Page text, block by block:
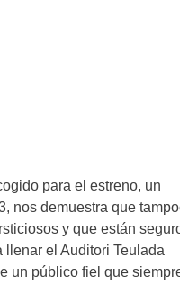
para el estreno, un
nos demuestra que
y que están
llenar el Auditori Teulada
un público fiel que